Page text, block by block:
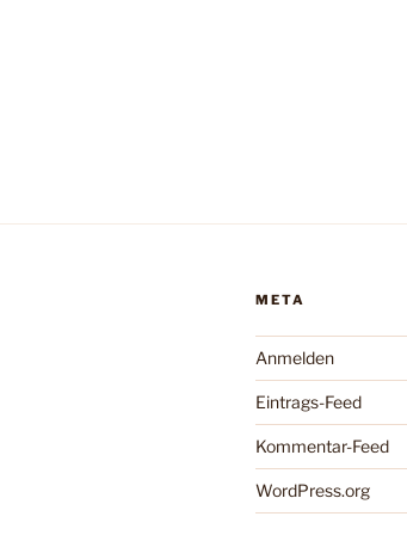
META
Anmelden
Eintrags-Feed
Kommentar-Feed
WordPress.org